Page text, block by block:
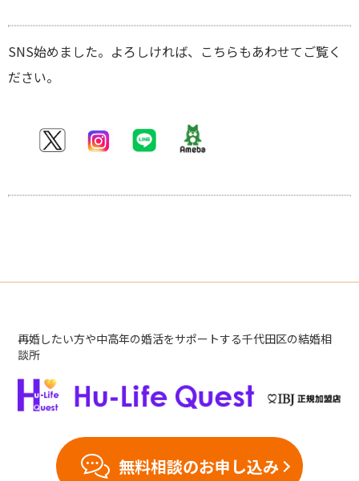
SNS始めました。よろしければ、こちらもあわせてご覧く
ださい。
再婚したい方や中高年の婚活をサポートする千代田区の結婚相
談所
無料相談のお申し込み